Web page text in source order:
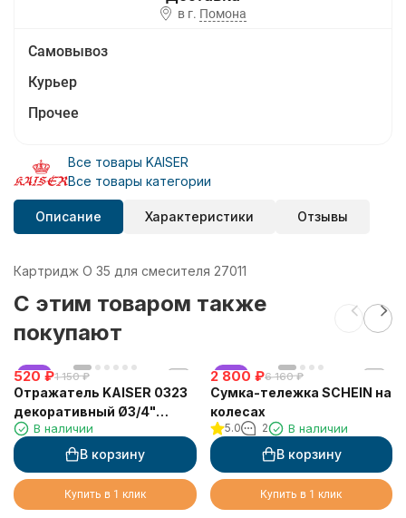
в г. Помона
Самовывоз
Курьер
Прочее
Все товары KAISER
Все товары категории
Описание Характеристики Отзывы
Картридж O 35 для смесителя 27011
C этим товаром также
покупают
хит
520 ₽1 150 ₽
Отражатель KAISER 0323
декоративный Ø3/4"
(26,8мм) х Ø70мм х 30мм,
конус, 1 шт
В наличии
В корзину
Купить в 1 клик
хит
2 800 ₽6 160 ₽
Сумка-тележка SCHEIN на
колесах
5.0 2 В наличии
В корзину
Купить в 1 клик